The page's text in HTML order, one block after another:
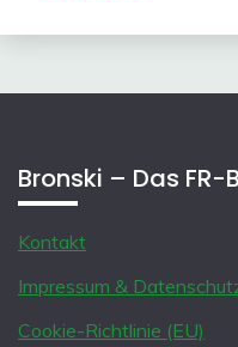
Bronski – Das FR-
Kontakt
Impressum &
Cookie-Richtlinie (EU)